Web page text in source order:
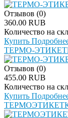
Отзывов (0)
360.00 RUB
Количество на
Купить
ТЕРМО-
Отзывов (0)
455.00 RUB
Количество на
Купить